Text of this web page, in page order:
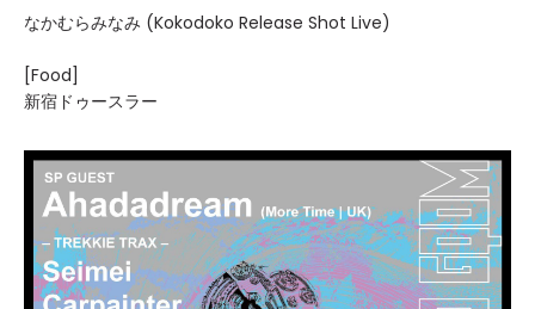
なかむらみなみ (Kokodoko Release Shot Live)
[Food]
新宿ドゥースラー